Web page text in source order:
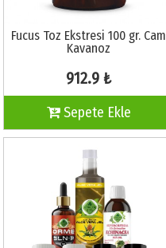
Fucus Toz Ekstresi 100 gr. Cam
Kavanoz
912.9 ₺
Sepete Ekle